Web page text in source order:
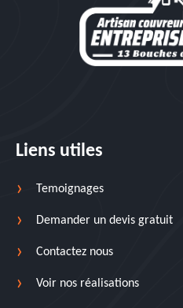
Liens utiles
Temoignages
Demander un devis gratuit
Contactez nous
Voir nos réalisations